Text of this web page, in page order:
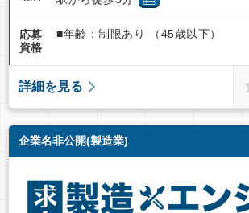
応募
資格
■年齢：制限あり （45歳以下）
詳細を見る
企業名非公開(製造業)